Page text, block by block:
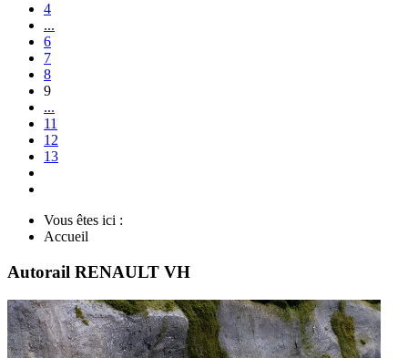
4
...
6
7
8
9
...
11
12
13
Vous êtes ici :
Accueil
Autorail RENAULT VH